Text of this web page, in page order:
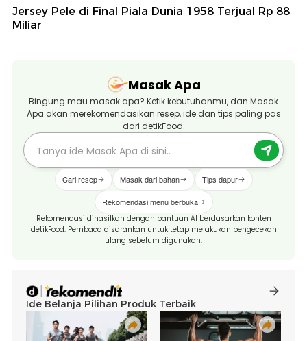
Jersey Pele di Final Piala Dunia 1958 Terjual Rp 88
Miliar
Masak Apa
Bingung mau masak apa? Ketik kebutuhanmu, dan Masak
Apa akan merekomendasikan resep, ide dan tips paling pas
dari detikFood.
Cari resep Masak dari bahan Tips dapur
Rekomendasi menu berbuka
Rekomendasi dihasilkan dengan bantuan AI berdasarkan konten
detikFood. Pembaca disarankan untuk tetap melakukan pengecekan
ulang sebelum digunakan.